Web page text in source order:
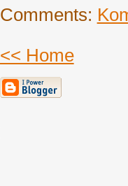
Comments:
<< Home